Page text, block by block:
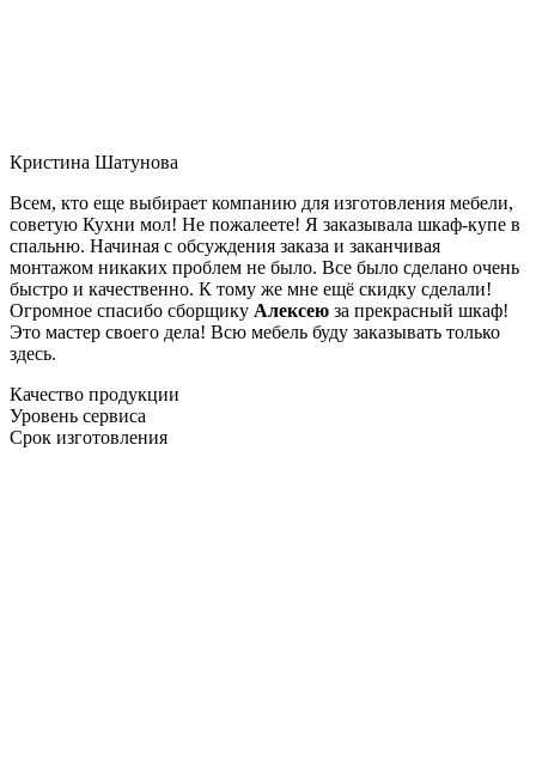
Кристина Шатунова
Всем, кто еще выбирает компанию для изготовления мебели,
советую Кухни мол! Не пожалеете! Я заказывала шкаф-купе в
спальню. Начиная с обсуждения заказа и заканчивая
монтажом никаких проблем не было. Все было сделано очень
быстро и качественно. К тому же мне ещё скидку сделали!
Огромное спасибо сборщику Алексею за прекрасный шкаф!
Это мастер своего дела! Всю мебель буду заказывать только
здесь.
Качество продукции
Уровень сервиса
Срок изготовления